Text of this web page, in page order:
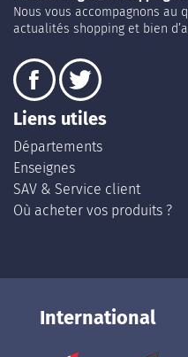
Nous vous accompagnons au
actualités shopping et bien
Liens utiles
Départements
Enseignes
SAV & Service client
Où acheter vos produits ?
International